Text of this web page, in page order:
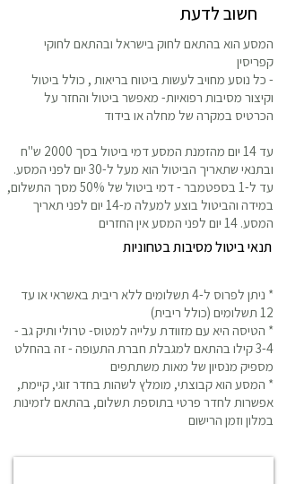
חשוב לדעת
המסע הוא בהתאם לחוק בישראל ובהתאם לחוקי
קפריסין
- כל נוסע מחויב לעשות ביטוח בריאות , כולל ביטול
וקיצור מסיבות רפואיות- מאפשר ביטול והחזר על
הכרטיס במקרה של מחלה או בידוד
עד 14 יום מהזמנת המסע דמי ביטול בסך 2000 ש"ח
ובתנאי שתאריך הביטול הוא מעל ל-30 יום לפני המסע.
עד ל-1 בספטמבר - דמי ביטול של 50% מסך התשלום,
במידה והביטול בוצע למעלה מ-14 יום לפני תאריך
המסע. 14 יום לפני המסע אין החזרים
* ניתן לפרוס ל-4 תשלומים ללא ריבית באשראי או עד
12 תשלומים (כולל ריבית)
* הטיסה היא עם מזוודת עלייה למטוס- טרולי ותיק גב -
3-4 קילו בהתאם למגבלת חברת התעופה - זה בהחלט
מספיק מנסיון של מאות משתתפים
* המסע הוא קבוצתי, מומלץ לשהות בחדר זוגי, קיימת,
אפשרות לחדר פרטי בתוספת תשלום, בהתאם לזמינות
במלון וזמן הרישום
התעופה בשל סיבות בטחוניות  ולא תמצא או